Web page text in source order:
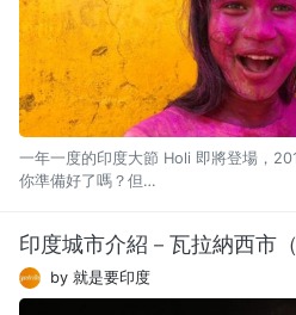
一年一度的印度大節 Holi 即將登場，
你準備好了嗎？但…
印度城市介紹－瓦拉納西市
by 就是要印度